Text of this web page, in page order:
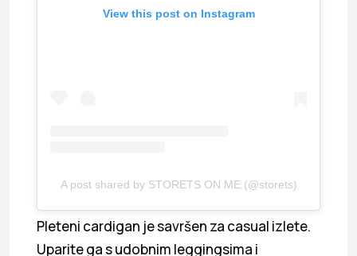
View this post on Instagram
A post shared by STORETS ON ME (@storets)
Pleteni cardigan je savršen za casual izlete.
Uparite ga s udobnim leggingsima i